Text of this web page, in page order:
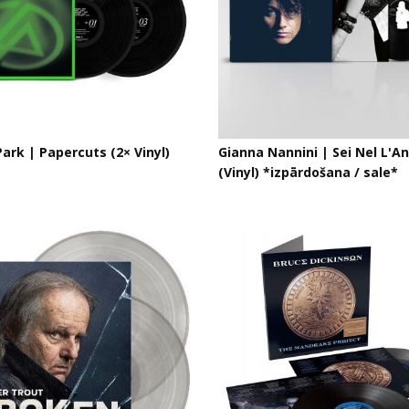
‎| Papercuts (2× Vinyl)
Gianna Nannini | Sei Nel
(Vinyl) *izpārdošana / sale*